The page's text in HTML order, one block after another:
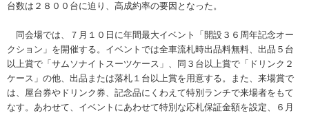
台数は２８００台に迫り、高成約率の要因となった。
同会場では、７月１０日に年間最大イベント「開設３６周年記念オー
クション」を開催する。イベントでは全車流札時出品料無料、出品５台
以上賞で「サムソナイトスーツケース」、同３台以上賞で「ドリンク２
ケース」の他、出品または落札１台以上賞を用意する。また、来場賞で
は、屋台券やドリンク券、記念品にくわえて特別ランチで来場者をもて
なす。あわせて、イベントにあわせて特別な応札保証金額を設定、６月